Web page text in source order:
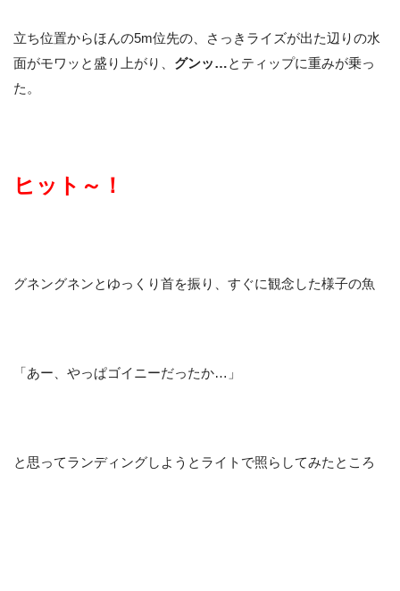
立ち位置からほんの5m位先の、さっきライズが出た辺りの水
面がモワッと盛り上がり、 グンッ…とティップに重みが乗っ
た。
ヒット～！
グネングネンとゆっくり首を振り、すぐに観念した様子の魚
「あー、やっぱゴイニーだったか…」
と思ってランディングしようとライトで照らしてみたところ